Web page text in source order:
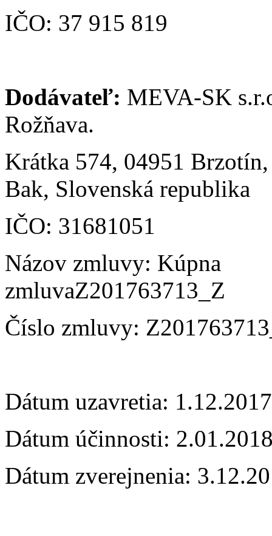
IČO: 37 915 819
Dodávateľ: MEVA-SK
Rožňava.
Krátka 574, 04951
Bak, Slovenská republika
IČO: 31681051
Názov zmluvy: Kúpna
zmluvaZ201763713_Z
Číslo zmluvy:
Dátum uzavretia: 1.12.2017
Dátum účinnosti:
Dátum zverejnenia: